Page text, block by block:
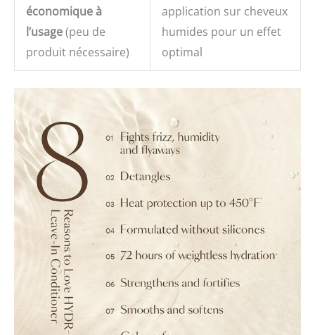
économique à
l’usage(peu de
produit nécessaire)
application sur cheveux
humides pour un effet
optimal